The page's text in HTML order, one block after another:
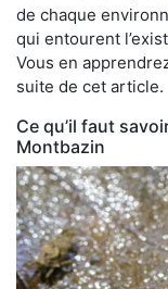
de chaque
qui entourent
Vous en
suite de cet article.
Ce qu’il faut
Montbazin